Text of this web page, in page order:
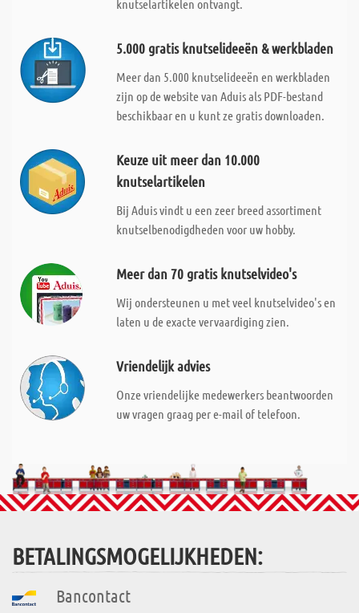
knutselartikelen ontvangt.
5.000 gratis knutselideeën & werkbladen
Meer dan 5.000 knutselideeën en werkbladen
zijn op de website van Aduis als PDF-bestand
beschikbaar en u kunt ze gratis downloaden.
Keuze uit meer dan 10.000
knutselartikelen
Bij Aduis vindt u een zeer breed assortiment
knutselbenodigdheden voor uw hobby.
Meer dan 70 gratis knutselvideo's
Wij ondersteunen u met veel knutselvideo's en
laten u de exacte vervaardiging zien.
Vriendelijk advies
Onze vriendelijke medewerkers beantwoorden
uw vragen graag per e-mail of telefoon.
BETALINGSMOGELIJKHEDEN:
Bancontact